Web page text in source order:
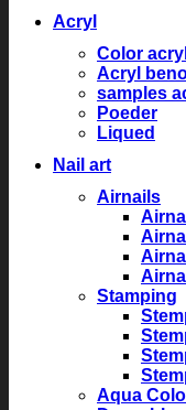
Acryl
Color acryl
Acryl
samples
Poeder
Liqued
Nail art
Airnails
Stamping
Aqua